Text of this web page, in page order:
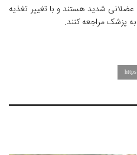
شدید هستند و با تغییر تغذیه
پزشک مراجعه کنند.